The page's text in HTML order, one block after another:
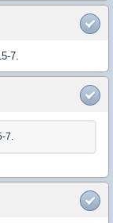
7.
7.